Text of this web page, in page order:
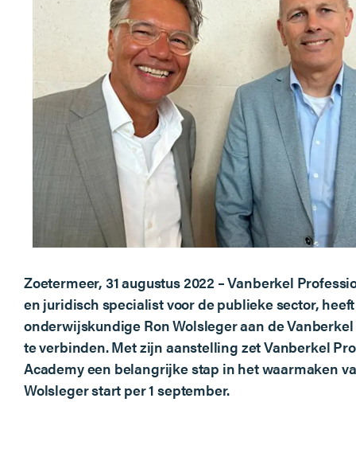
Zoetermeer, 31 augustus 2022 – Vanberkel
en juridisch specialist voor de publieke sector,
onderwijskundige Ron Wolsleger aan de
te verbinden. Met zijn aanstelling zet Vanberkel
Academy een belangrijke stap in het waarmaken
Wolsleger start per 1 september.